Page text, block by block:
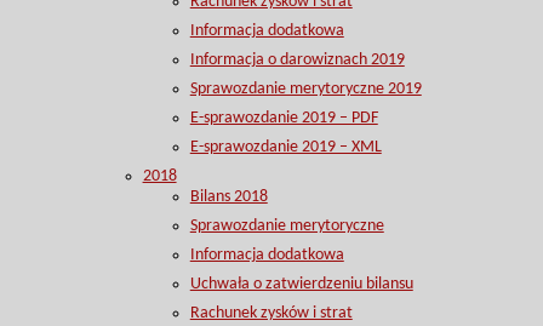
Informacja dodatkowa
Informacja o darowiznach 2019
Sprawozdanie merytoryczne 2019
E-sprawozdanie 2019 – PDF
E-sprawozdanie 2019 – XML
2018
Bilans 2018
Sprawozdanie merytoryczne
Informacja dodatkowa
Uchwała o zatwierdzeniu bilansu
Rachunek zysków i strat